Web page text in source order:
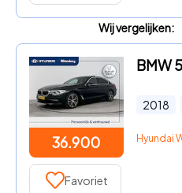
Wij vergelijken:
36.900
2018
Hyundai
Favoriet